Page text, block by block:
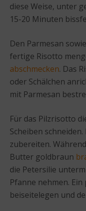
diese Weise, unter
15-20 Minuten
Den Parmesan
fertige Risotto
abschmecken. Das
oder Schälchen
mit Parmesan
Für das Pilzrisotto
Scheiben
zubereiten.
Butter goldbraun
die Petersilie
Pfanne nehmen.
beiseitelegen und